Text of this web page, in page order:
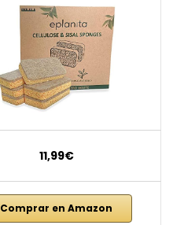
11,99€
Comprar en Amazon